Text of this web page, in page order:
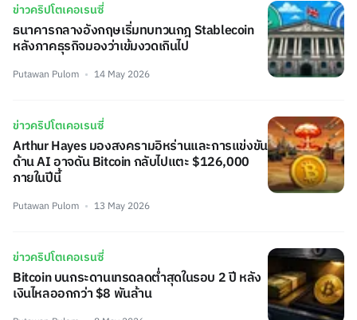
ข่าวคริปโตเคอเรนซี่
ธนาคารกลางอังกฤษเริ่มทบทวนกฎ Stablecoin
หลังภาคธุรกิจมองว่าเข้มงวดเกินไป
Putawan Pulom 14 May 2026
ข่าวคริปโตเคอเรนซี่
Arthur Hayes มองสงครามอิหร่านและการแข่งขัน
ด้าน AI อาจดัน Bitcoin กลับไปแตะ $126,000
ภายในปีนี้
Putawan Pulom 13 May 2026
ข่าวคริปโตเคอเรนซี่
Bitcoin บนกระดานเทรดลดต่ำสุดในรอบ 2 ปี หลัง
เงินไหลออกกว่า $8 พันล้าน